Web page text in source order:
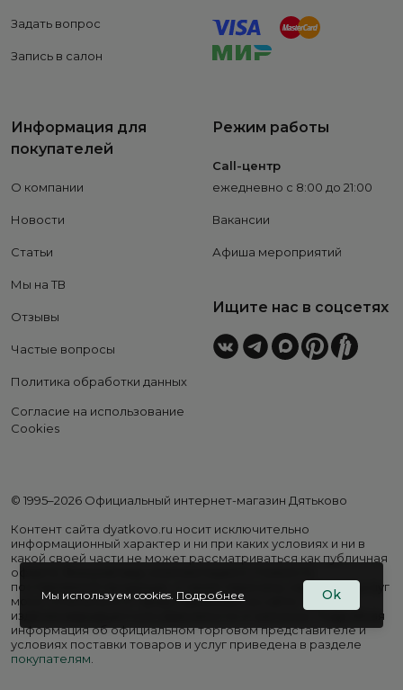
Задать вопрос
Запись в салон
Информация для
покупателей
О компании
Новости
Статьи
Мы на ТВ
Отзывы
Частые вопросы
Политика обработки данных
Согласие на использование
Cookies
Режим работы
Call-центр
ежедневно с 8:00 до 21:00
Вакансии
Афиша мероприятий
Ищите нас в соцсетях
© 1995–2026 Официальный интернет-магазин Дятьково
Контент сайта dyatkovo.ru носит исключительно
информационный характер и ни при каких условиях и ни в
какой своей части не может рассматриваться как публичная
оферта. Внешний вид, комплектация и стоимость
поставляемой продукции, а также перечень сервисных услуг
могут отличаться от представленных на сайте. Цены на
изделия варьируются в зависимости от региона. Подробная
информация об официальном торговом представителе и
условиях поставки товаров и услуг приведена в разделе
покупателям.
Мы используем cookies. Подробнее Ok